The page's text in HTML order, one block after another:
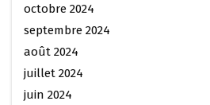
octobre 2024
septembre 2024
août 2024
juillet 2024
juin 2024